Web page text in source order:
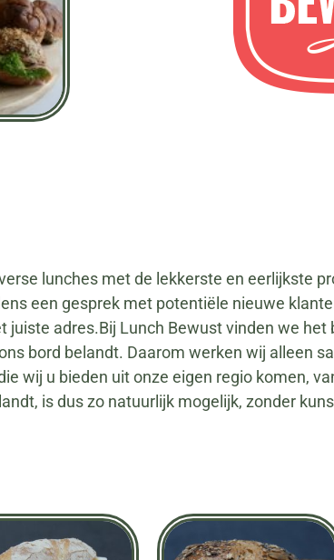
lunches met de lekkerste en eerlijkste
een gesprek met potentiële nieuwe
juiste adres.Bij Lunch Bewust vinden we
bord belandt. Daarom werken wij alleen
wij u bieden uit onze eigen regio komen,
is dus zo natuurlijk mogelijk, zonder